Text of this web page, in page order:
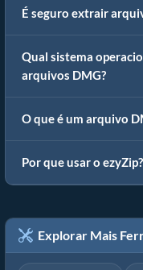
É seguro extrair
Qual sistema
arquivos DMG?
O que é um arquivo
Por que usar o ezyZip?
Explorar Mais